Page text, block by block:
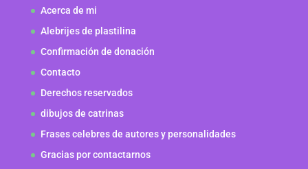
Acerca de mi
Alebrijes de plastilina
Confirmación de donación
Contacto
Derechos reservados
dibujos de catrinas
Frases celebres de autores y personalidades
Gracias por contactarnos